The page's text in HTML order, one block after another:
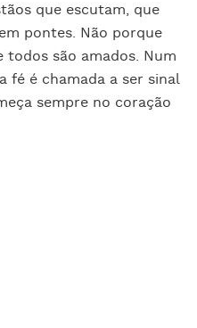
que escutam, que
pontes. Não porque
são amados. Num
fé é chamada a ser sinal
sempre no coração